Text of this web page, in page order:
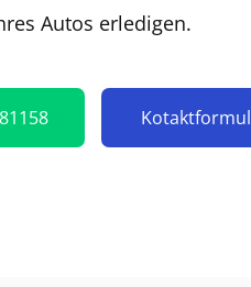
Autos erledigen.